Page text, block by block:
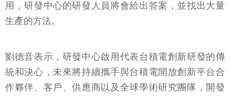
用，研發中心的研發人員將會給出答案，並找出大量
生產的方法。
劉德音表示，研發中心啟用代表台積電創新研發的傳
統和決心，未來將持續攜手與台積電開放創新平台合
作夥伴、客戶、供應商以及全球學術研究團隊，開發